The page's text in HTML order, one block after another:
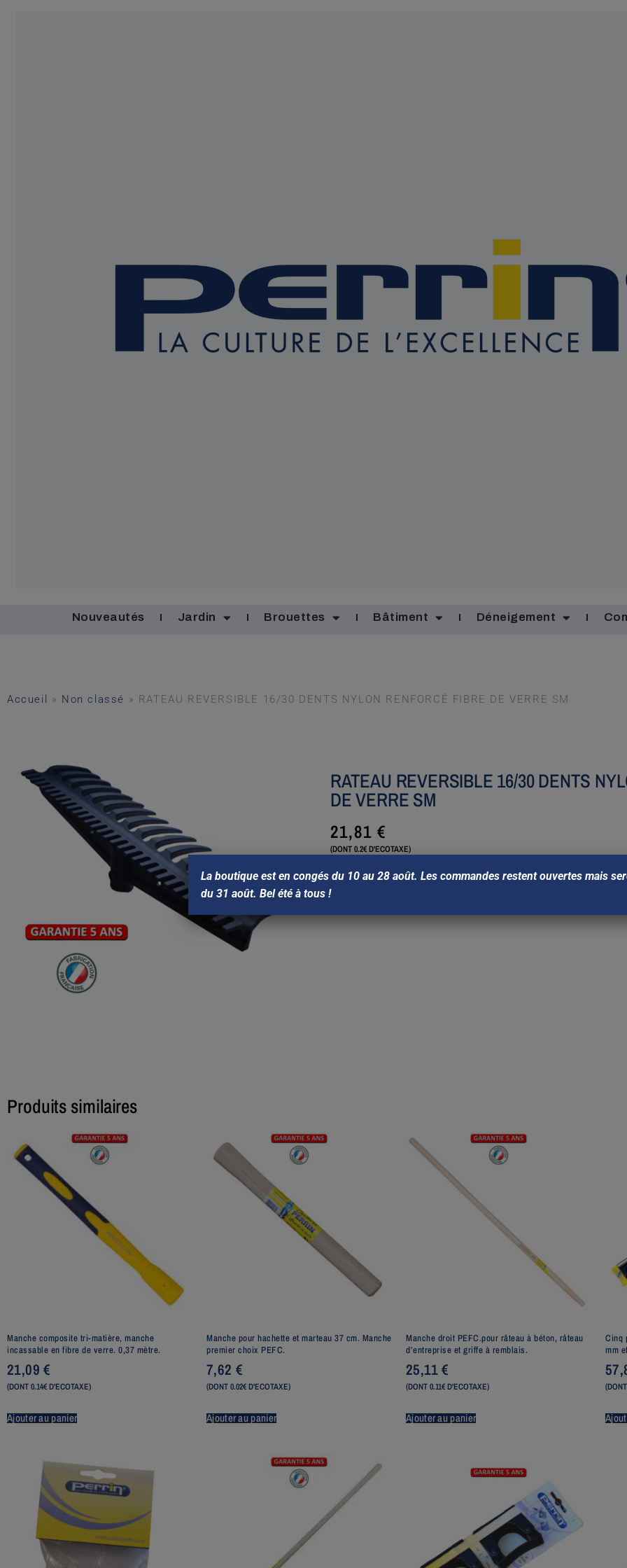
Nouveautés Jardin Brouettes Bâtiment Déneigement
Accueil » Non classé » RATEAU REVERSIBLE 16/30 DENTS NYLON RENFORCÉ FIBRE DE VERRE SM
RATEAU REVERSIBLE 16/30 DENTS
DE VERRE SM
21,81€
(DONT 0.2€ D'ECOTAXE)
Produits similaires
Manche composite tri-matière, manche
incassable en fibre de verre. 0,37 mètre.
21,09€
(DONT 0.14€ D'ECOTAXE)
Ajouter au panier
Manche pour hachette et marteau 37 cm. Manche
premier choix PEFC.
7,62 €
(DONT 0.02€ D'ECOTAXE)
Ajouter au panier
Manche droit PEFC.pour râteau à béton, râteau
d’entreprise et griffe à remblais.
25,11€
(DONT 0.11€ D'ECOTAXE)
Ajouter au panier
Cinq
mm
La boutique est en congés du 10 au 28 août. Les commandes restent ouvertes mais
du 31 août. Bel été à tous !